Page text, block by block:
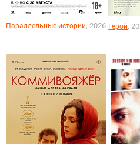
Параллельные истории, 2026 Герой,